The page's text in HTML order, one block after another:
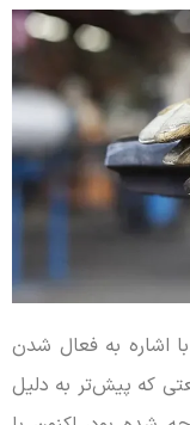
با اشاره به فعال شدن
که پیش‌تر به دلیل